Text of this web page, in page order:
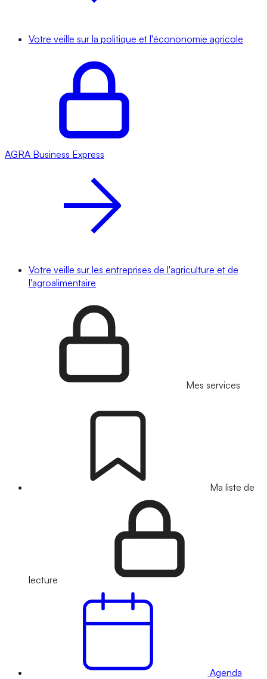
Votre veille sur la politique et l'écononomie agricole
AGRA Business Express
Votre veille sur les entreprises de l'agriculture et de
l'agroalimentaire
Mes services
Ma liste de
lecture
Agenda